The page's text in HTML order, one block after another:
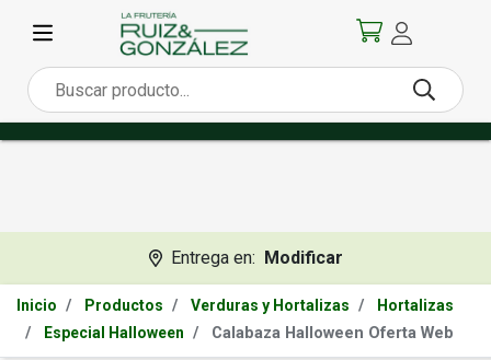
Entrega en: Modificar
Inicio Productos Verduras y Hortalizas
Hortalizas
Especial Halloween
Calabaza Halloween Oferta Web